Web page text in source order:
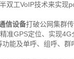
双工VoIP技术来实
信设备打破公网集群
GPS定位、实现
能及单呼、组呼、